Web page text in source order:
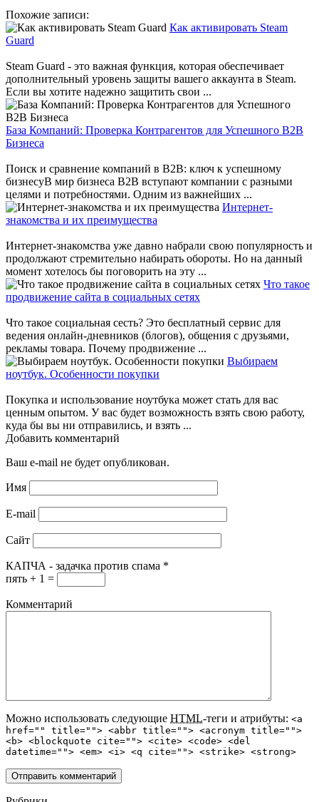
Похожие записи:
Как активировать Steam
Guard
Steam Guard - это важная функция, которая обеспечивает
дополнительный уровень защиты вашего аккаунта в Steam.
Если вы хотите надежно защитить свои ...
База Компаний: Проверка Контрагентов для Успешного B2B
Бизнеса
Поиск и сравнение компаний в B2B: ключ к успешному
бизнесуВ мир бизнеса B2B вступают компании с разными
целями и потребностями. Одним из важнейших ...
Интернет-
знакомства и их преимущества
Интернет-знакомства уже давно набрали свою популярность и
продолжают стремительно набирать обороты. Но на данный
момент хотелось бы поговорить на эту ...
Что такое
продвижение сайта в социальных сетях
Что такое социальная сесть? Это бесплатный сервис для
ведения онлайн-дневников (блогов), общения с друзьями,
рекламы товара. Почему продвижение ...
Выбираем
ноутбук. Особенности покупки
Покупка и использование ноутбука может стать для вас
ценным опытом. У вас будет возможность взять свою работу,
куда бы вы ни отправились, и взять ...
Добавить комментарий
Ваш e-mail не будет опубликован.
Имя
E-mail
Сайт
КАПЧА - задачка против спама *
пять + 1 =
Комментарий
Можно использовать следующие HTML-теги и атрибуты: <a
href="" title=""> <abbr title=""> <acronym title="">
<b> <blockquote cite=""> <cite> <code> <del
datetime=""> <em> <i> <q cite=""> <strike> <strong>